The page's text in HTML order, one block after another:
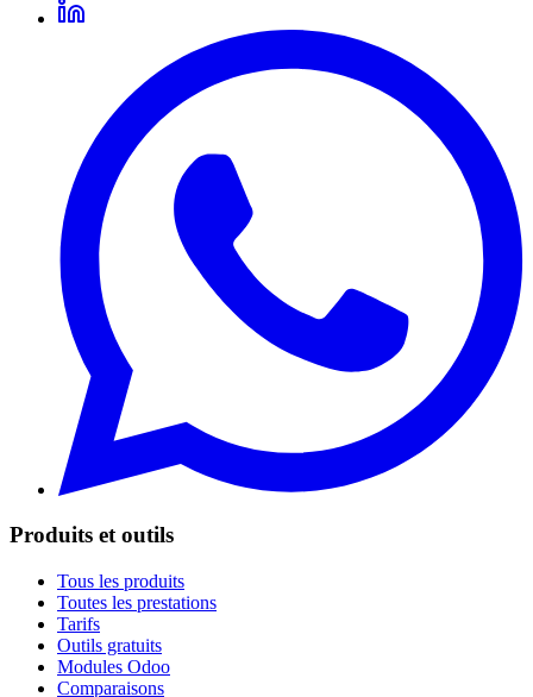
Produits et outils
Tous les produits
Toutes les prestations
Tarifs
Outils gratuits
Modules Odoo
Comparaisons